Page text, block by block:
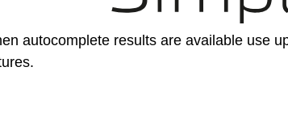
autocomplete results are available use